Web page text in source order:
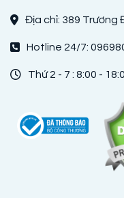
Địa chỉ: 389 Trương
Hotline 24/7:
Thứ 2 - 7 : 8:00 -